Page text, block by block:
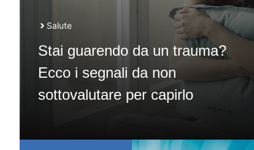
Salute
Stai guarendo da un trauma?
Ecco i segnali da non
sottovalutare per capirlo